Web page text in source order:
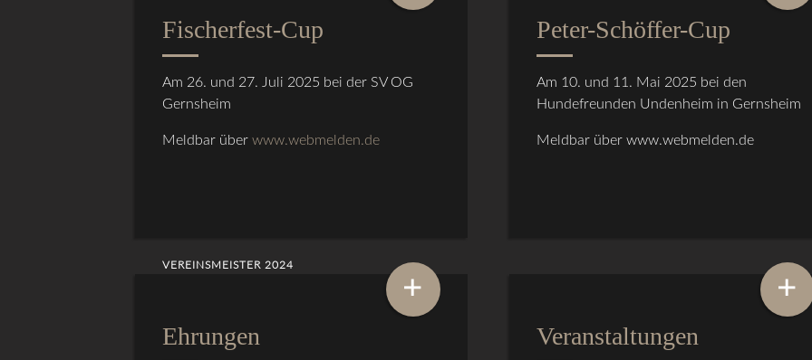
Fischerfest-Cup
Am 26. und 27. Juli 2025 bei der SV OG
Gernsheim
Meldbar über www.webmelden.de
Peter-Schöffer-Cup
Am 10. und 11. Mai 2025 bei den
Hundefreunden Undenheim in Gernsheim
Meldbar über www.webmelden.de
VEREINSMEISTER 2024
Ehrungen
+
Veranstaltungen
+